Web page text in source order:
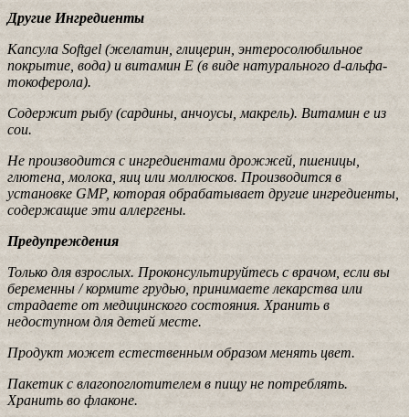
Другие Ингредиенты
Капсула Softgel (желатин, глицерин, энтеросолюбильное
покрытие, вода) и витамин Е (в виде натурального d-альфа-
токоферола).
Содержит рыбу (сардины, анчоусы, макрель). Витамин e из
сои.
Не производится с ингредиентами дрожжей, пшеницы,
глютена, молока, яиц или моллюсков. Производится в
установке GMP, которая обрабатывает другие ингредиенты,
содержащие эти аллергены.
Предупреждения
Только для взрослых. Проконсультируйтесь с врачом, если вы
беременны / кормите грудью, принимаете лекарства или
страдаете от медицинского состояния. Хранить в
недоступном для детей месте.
Продукт может естественным образом менять цвет.
Пакетик с влагопоглотителем в пищу не потреблять.
Хранить во флаконе.